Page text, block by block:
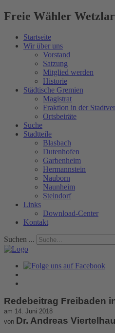
Freie Wähler Wetzlar
Startseite
Wir über uns
Vorstand
Satzung
Mitglied werden
Historie
Städtische Gremien
Magistrat
Fraktion in der
Ortsbeiräte
Suche
Stadtteile
Blasbach
Dutenhofen
Garbenheim
Hermannstein
Nauborn
Naunheim
Steindorf
Links
Download-Center
Kontakt
Suchen ...
Redebeitrag Freibaden
am 14. Juni 2018
von Dr. Andreas